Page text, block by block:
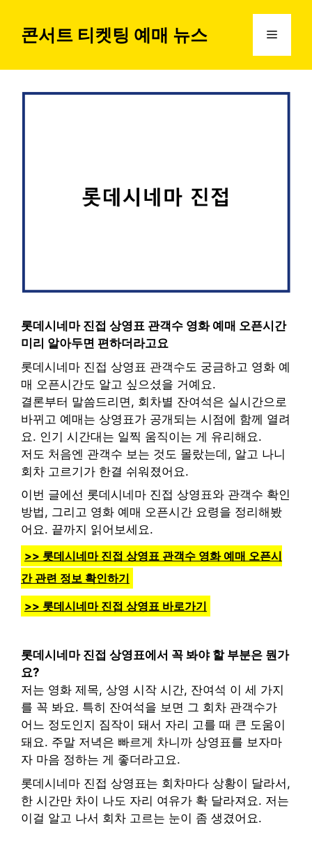
콘서트 티켓팅 예매 뉴스 메
롯데시네마 진접 상영표 관객수 영화 예매 오픈시간
미리 알아두면 편하더라고요
롯데시네마 진접 상영표 관객수도 궁금하고 영화 예
매 오픈시간도 알고 싶으셨을 거예요.
결론부터 말씀드리면, 회차별 잔여석은 실시간으로
바뀌고 예매는 상영표가 공개되는 시점에 함께 열려
요. 인기 시간대는 일찍 움직이는 게 유리해요.
저도 처음엔 관객수 보는 것도 몰랐는데, 알고 나니
회차 고르기가 한결 쉬워졌어요.
이번 글에선 롯데시네마 진접 상영표와 관객수 확인
방법, 그리고 영화 예매 오픈시간 요령을 정리해봤
어요. 끝까지 읽어보세요.
>> 롯데시네마 진접 상영표 관객수 영화 예매 오픈시
간 관련 정보 확인하기
>> 롯데시네마 진접 상영표 바로가기
롯데시네마 진접 상영표에서 꼭 봐야 할 부분은 뭔가
요?
저는 영화 제목, 상영 시작 시간, 잔여석 이 세 가지
를 꼭 봐요. 특히 잔여석을 보면 그 회차 관객수가
어느 정도인지 짐작이 돼서 자리 고를 때 큰 도움이
돼요. 주말 저녁은 빠르게 차니까 상영표를 보자마
자 마음 정하는 게 좋더라고요.
롯데시네마 진접 상영표는 회차마다 상황이 달라서,
한 시간만 차이 나도 자리 여유가 확 달라져요. 저는
이걸 알고 나서 회차 고르는 눈이 좀 생겼어요.